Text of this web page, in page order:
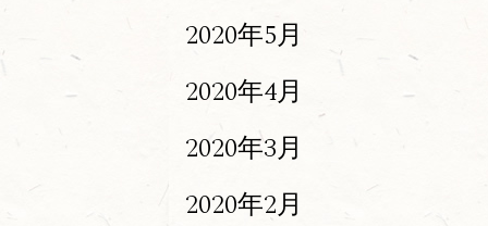
2020年5月
2020年4月
2020年3月
2020年2月